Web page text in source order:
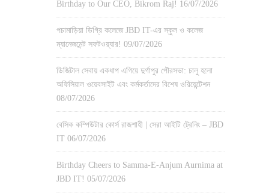
Birthday to Our CEO, Bikrom Raj! 16/07/2026
পচামাড়িয়া ডিগ্রি কলেজে JBD IT-এর স্কুল ও কলেজ
ম্যানেজমেন্ট সফটওয়্যার! 09/07/2026
ডিজিটাল সেবায় একধাপ এগিয়ে দুর্গাপুর পৌরসভা: চালু হলো
অফিসিয়াল ওয়েবসাইট এবং কর্মকর্তাদের বিশেষ ওরিয়েন্টেশন
08/07/2026
বেসিক কম্পিউটার কোর্স রাজশাহী | সেরা আইটি ট্রেনিং – JBD
IT 06/07/2026
Birthday Cheers to Samma-E-Anjum Aurnima at
JBD IT! 05/07/2026